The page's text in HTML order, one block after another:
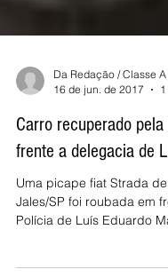
Da Redação / Classe A
16 de jun. de 2017
Carro recuperado pela
frente a delegacia de
Jales/SP foi roubada em